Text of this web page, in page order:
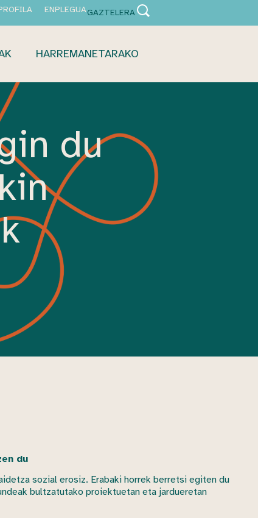
ENPLEGUAGAZTELERA
HARREMANETARAKO
du
du
sozial erosiz. Erabaki horrek berretsi egiten du
bultzatutako proiektuetan eta jardueretan